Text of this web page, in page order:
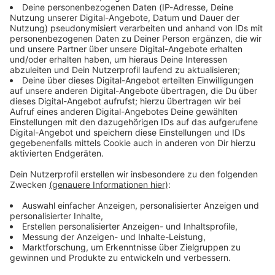
me Ihr möchtet Werbung in
diesem Podcast schalten?
Schickt gerne eine E-Mail
an: hallo@podever.de
Ihr möchtet Werbung in diesem Podcast
schalten? Schickt gerne eine E-Mail an:
hallo@podever.de
von der Decke, die Jagd auf
die neueste Apotheken
Umschau nimmt ungeahnte
Ausmaße an und Ralf wird
betriebsintern betütatat…
Liebe Grüße nach
Brandenburg, München,
Velden an der Pegnitz im
Nürnberger Land,
Schneeberg im sächsischen
Erzgebirge und Stuttgart.
„NotAufnahme“. WERBUNG
Hier gibt es viele Rabatte
Werbepartnern und
„NotAufnahme“:
https://linktr.ee/notaufnah
me Ihr möchtet Werbung in
diesem Podcast schalten?
11.06.2026 21:00 / 49min
Eine Zahnbehandlung endet mit einem
Denkzettel von der Decke, die Jagd auf die
neueste Apotheken Umschau nimmt ungeahnte
Ausmaße an und Ralf wird betriebsintern
betütatat… Liebe Grüße nach Brandenburg,
München, Velden an der Pegnitz im Nürnberger
Land, Schneeberg im sächsischen Erzgebirge
und Stuttgart. Und Prost auf 175 Folgen
„NotAufnahme“. WERBUNG Hier gibt es viele
Rabatte und alle Infos zu den Werbepartnern
und „NotAufnahme“: Ist Frankfurt noch zu